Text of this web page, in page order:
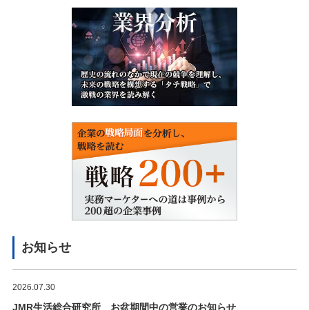
お知らせ
2026.07.30
JMR生活総合研究所 お盆期間中の営業のお知らせ